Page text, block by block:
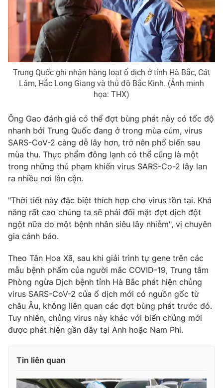
VTV Money VTV Thể thao
VTV Sức khoẻ Bất động sản
Thị trường 24h Tấm lòng Việt
Vươn mình bằng AI
VTV9 VTV8
Liên hệ tòa soạn English
THỜI BÁO VTV
Theo dõi báo trên
Cơ quan chủ quản: Đài Truyền hình Việt Nam
Cơ quan báo chí:Thời báo VTV
Giấy phép hoạt động báo in và báo điện tử số 483/GP-BTTTT
cấp ngày 29/12/2023
Phó Tổng Biên tập:
Nguyễn Trọng Ninh
Tổng đài VTV:024.38 355 931 - 024.38 355 932
Trung Quốc ghi nhận hàng loạt ổ dịch ở tỉnh Hà Bắc, Cát
Lâm, Hắc Long Giang và thủ đô Bắc Kinh. (Ảnh minh
họa: THX)
Ông Gao đánh giá có thể đợt bùng phát này có tốc độ
nhanh bởi Trung Quốc đang ở trong mùa cúm, virus
SARS-CoV-2 càng dễ lây hơn, trở nên phổ biến sau
mùa thu. Thực phẩm đông lạnh có thể cũng là một
trong những thủ phạm khiến virus SARS-Co-2 lây lan
ra nhiều nơi lân cận.
"Thời tiết này đặc biệt thích hợp cho virus tồn tại. Khả
năng rất cao chúng ta sẽ phải đối mặt đợt dịch đột
ngột nữa do một bệnh nhân siêu lây nhiễm", vị chuyên
gia cảnh báo.
Theo Tân Hoa Xã, sau khi giải trình tự gene trên các
mẫu bệnh phẩm của người mắc COVID-19, Trung tâm
Phòng ngừa Dịch bệnh tỉnh Hà Bắc phát hiện chủng
virus SARS-CoV-2 của ổ dịch mới có nguồn gốc từ
châu Âu, không liên quan các đợt bùng phát trước đó.
Tuy nhiên, chủng virus này khác với biến chủng mới
được phát hiện gần đây tại Anh hoặc Nam Phi.
Tin liên quan